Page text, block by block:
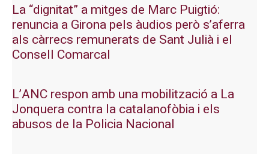
La “dignitat” a mitges de Marc Puigtió:
renuncia a Girona pels àudios però s’aferra
als càrrecs remunerats de Sant Julià i el
Consell Comarcal
L’ANC respon amb una mobilització a La
Jonquera contra la catalanofòbia i els
abusos de la Policia Nacional